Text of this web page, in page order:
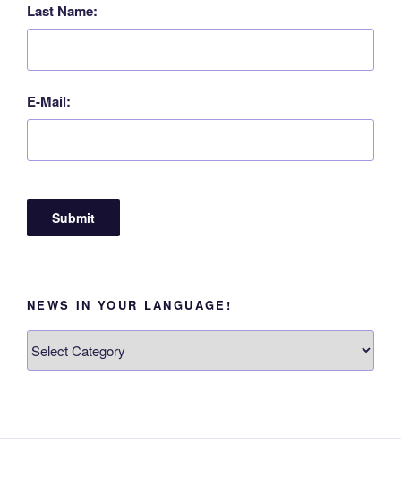
Last Name:
E-Mail:
NEWS IN YOUR LANGUAGE!
in